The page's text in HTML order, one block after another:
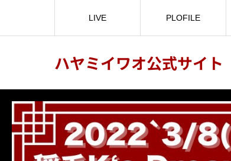
ハヤミイワオ公式サイト
LIVE PLOFILE